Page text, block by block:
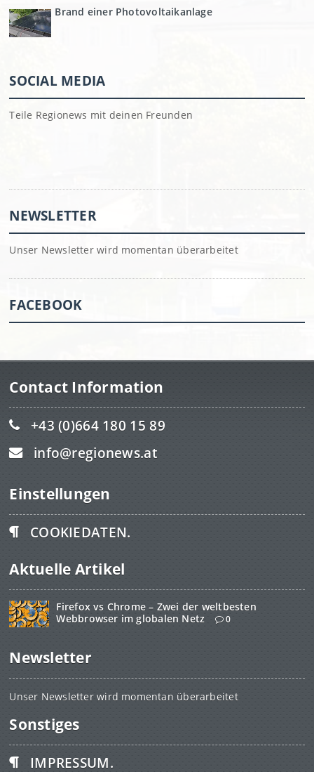
Brand einer Photovoltaikanlage
SOCIAL MEDIA
Teile Regionews mit deinen Freunden
NEWSLETTER
Unser Newsletter wird momentan überarbeitet
FACEBOOK
Contact Information
+43 (0)664 180 15 89
info@regionews.at
Einstellungen
COOKIEDATEN.
Aktuelle Artikel
Firefox vs Chrome – Zwei der weltbesten
Webbrowser im globalen Netz
0
Newsletter
Unser Newsletter wird momentan überarbeitet
Sonstiges
IMPRESSUM.